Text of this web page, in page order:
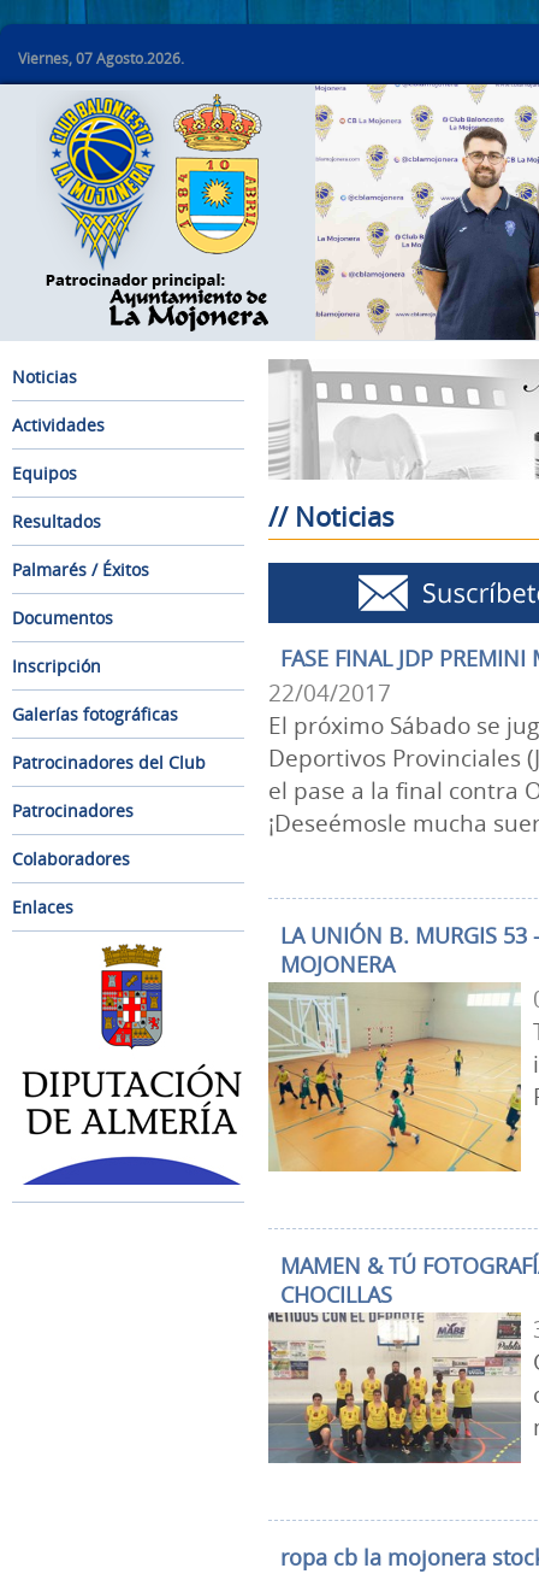
Viernes, 07 Agosto.2026.
Noticias
Actividades
Equipos
Resultados
Palmarés / Éxitos
Documentos
Inscripción
Galerías fotográficas
Patrocinadores del Club
Patrocinadores
Colaboradores
Enlaces
// Noticias
FASE FINAL JDP PREMINI
22/04/2017
El próximo Sábado se
Deportivos Provinciales
el pase a la final contra
¡Deseémosle mucha
LA UNIÓN B. MURGIS 53
MOJONERA
MAMEN & TÚ
CHOCILLAS
ropa cb la mojonera